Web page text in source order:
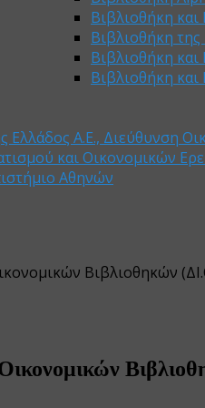
Βιβλιοθήκη
Βιβλιοθήκη της
Βιβλιοθήκη
Βιβλιοθήκη
Ελλάδος Α.Ε., Διεύθυνση
και Οικονομικών
Αθηνών
Βιβλιοθηκών